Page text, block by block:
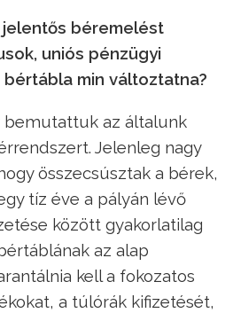
béremelést
uniós pénzügyi
min változtatna?
bemutattuk az általunk
Jelenleg nagy
összecsúsztak a bérek,
tíz éve a pályán lévő
között gyakorlatilag
az alap
kell a fokozatos
a túlórák kifizetését,